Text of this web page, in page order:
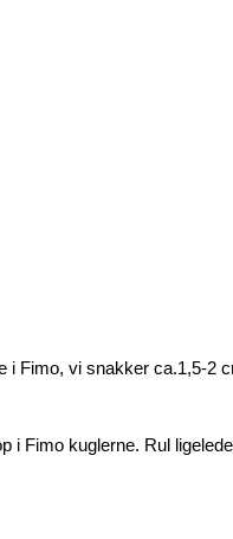
i Fimo, vi snakker ca.1,5-2
Fimo kuglerne. Rul